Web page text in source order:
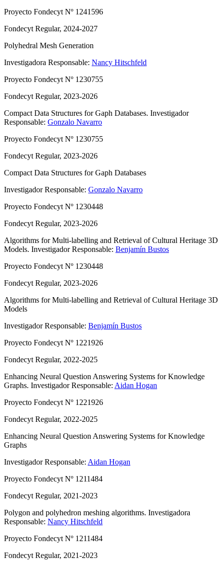
Proyecto Fondecyt Nº 1241596
Fondecyt Regular, 2024-2027
Polyhedral Mesh Generation
Investigadora Responsable: Nancy Hitschfeld
Proyecto Fondecyt Nº 1230755
Fondecyt Regular, 2023-2026
Compact Data Structures for Gaph Databases. Investigador
Responsable: Gonzalo Navarro
Proyecto Fondecyt Nº 1230755
Fondecyt Regular, 2023-2026
Compact Data Structures for Gaph Databases
Investigador Responsable: Gonzalo Navarro
Proyecto Fondecyt Nº 1230448
Fondecyt Regular, 2023-2026
Algorithms for Multi-labelling and Retrieval of Cultural Heritage 3D
Models. Investigador Responsable: Benjamín Bustos
Proyecto Fondecyt Nº 1230448
Fondecyt Regular, 2023-2026
Algorithms for Multi-labelling and Retrieval of Cultural Heritage 3D
Models
Investigador Responsable: Benjamín Bustos
Proyecto Fondecyt Nº 1221926
Fondecyt Regular, 2022-2025
Enhancing Neural Question Answering Systems for Knowledge
Graphs. Investigador Responsable: Aidan Hogan
Proyecto Fondecyt Nº 1221926
Fondecyt Regular, 2022-2025
Enhancing Neural Question Answering Systems for Knowledge
Graphs
Investigador Responsable: Aidan Hogan
Proyecto Fondecyt Nº 1211484
Fondecyt Regular, 2021-2023
Polygon and polyhedron meshing algorithms. Investigadora
Responsable: Nancy Hitschfeld
Proyecto Fondecyt Nº 1211484
Fondecyt Regular, 2021-2023